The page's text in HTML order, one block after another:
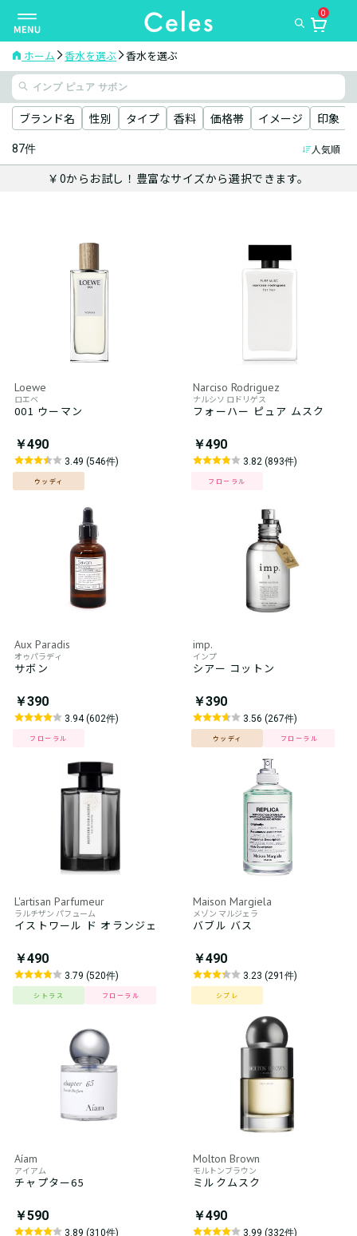
ナ
ビ
ゲ
ー
シ
ョ
ン
を
0
ホーム 香水を選ぶ 香水を選ぶ
ブランド名 性別 タイプ 香料 価格帯 イメージ 印象
87件 人気順
￥0からお試し！豊富なサイズから選択できます。
Loewe
ロエベ
001 ウーマン
￥490
3.49 (546件)
ウッディ
Narciso Rodriguez
ナルシソ ロドリゲス
フォーハー ピュア ムスク
￥490
3.82 (893件)
フローラル
Aux Paradis
オゥパラディ
サボン
￥390
3.94 (602件)
フローラル
imp.
インプ
シアー コットン
￥390
3.56 (267件)
ウッディ フローラル
L'artisan Parfumeur
ラルチザン パフューム
イストワール ド オランジェ
￥490
3.79 (520件)
シトラス フローラル
Maison Margiela
メゾン マルジェラ
バブル バス
￥490
3.23 (291件)
シプレ
Aíam
アイアム
チャプター65
￥590
3.89 (310件)
Molton Brown
モルトンブラウン
ミルクムスク
￥490
3.99 (332件)